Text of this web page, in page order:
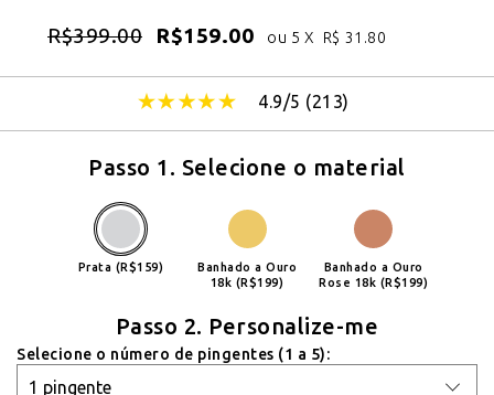
R$399.00 R$159.00 ou 5 X R$ 31.80
4.9/5 (213)
Passo 1. Selecione o material
Prata (R$159)
Banhado a Ouro
18k (R$199)
Banhado a Ouro
Rose 18k (R$199)
Passo 2. Personalize-me
Selecione o número de pingentes (1 a 5):